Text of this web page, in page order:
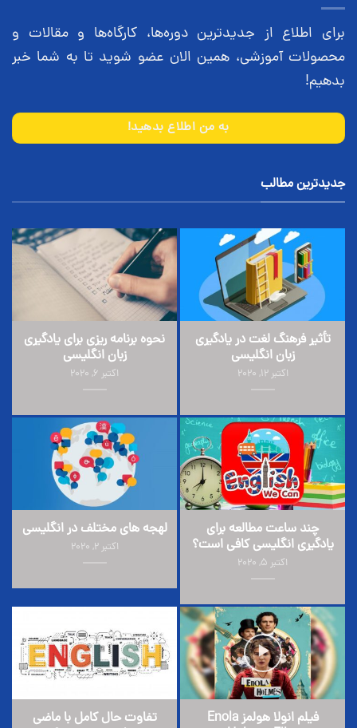
برای اطلاع از جدیدترین دوره‌ها، کارگاه‌ها و مقالات و
محصولات آموزشی، همین الان عضو شوید تا به شما خبر
بدهیم!
به من اطلاع بدهید!
جدیدترین مطالب
تأثیر فرهنگ لغت در یادگیری
زبان انگلیسی
اکتبر 12, 2020
نحوه برنامه ریزی برای یادگیری
زبان انگلیسی
اکتبر 6, 2020
چند ساعت مطالعه برای
یادگیری انگلیسی کافی است؟
اکتبر 5, 2020
لهجه های مختلف در انگلیسی
اکتبر 2, 2020
فیلم انولا هولمز Enola
تفاوت حال کامل با ماضی